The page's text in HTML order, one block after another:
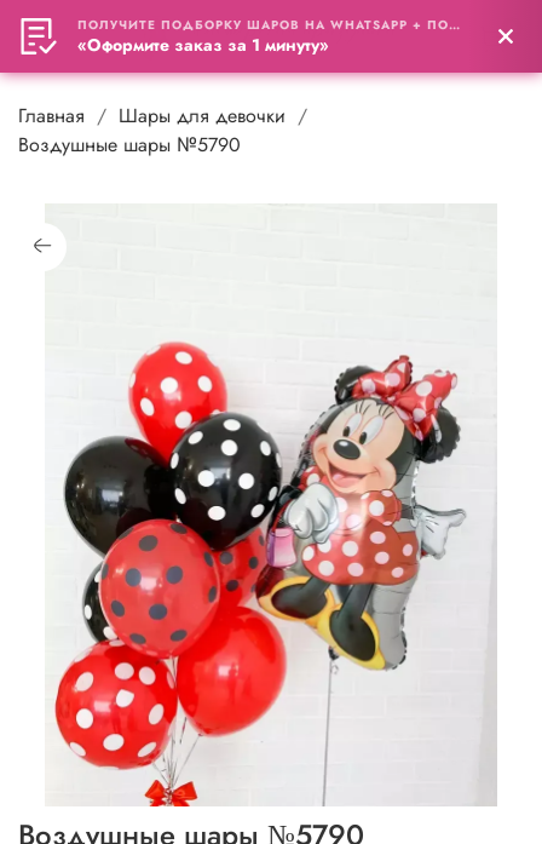
0
Главная
Шары для девочки
Воздушные шары №5790
Воздушные шары №5790
ПОЛУЧИТЕ ПОДБОРКУ ШАРОВ НА WHATSAPP + ПОДАРОК
«Оформите заказ за 1 минуту»